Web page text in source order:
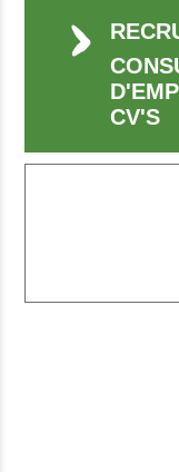
CV'S